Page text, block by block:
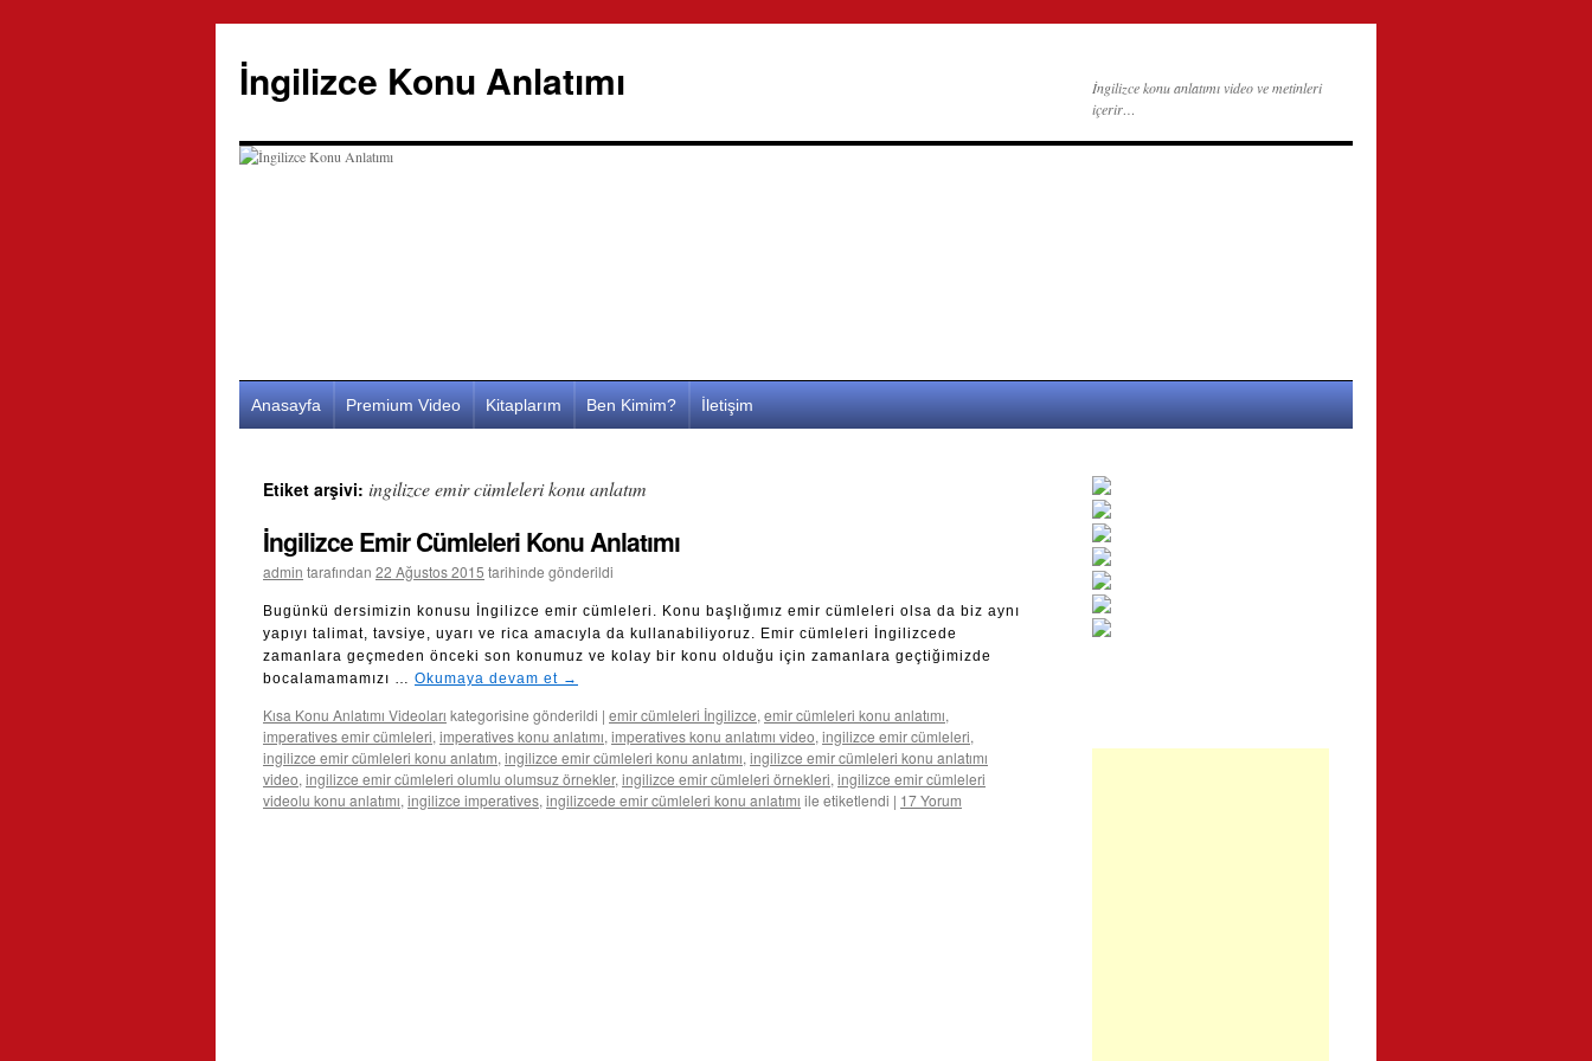
İngilizce Konu Anlatımı
İngilizce konu anlatımı video ve metinleri
içerir…
İçeriğe
Anasayfa Premium Video Kitaplarım Ben Kimim? İletişim
Etiket arşivi: ingilizce emir cümleleri konu anlatım
İngilizce Emir Cümleleri Konu Anlatımı
admin tarafından 22 Ağustos 2015 tarihinde gönderildi
Bugünkü dersimizin konusu İngilizce emir cümleleri. Konu başlığımız emir cümleleri olsa da biz aynı
yapıyı talimat, tavsiye, uyarı ve rica amacıyla da kullanabiliyoruz. Emir cümleleri İngilizcede
zamanlara geçmeden önceki son konumuz ve kolay bir konu olduğu için zamanlara geçtiğimizde
bocalamamamızı … Okumaya devam et →
Kısa Konu Anlatımı Videoları kategorisine gönderildi | emir cümleleri İngilizce, emir cümleleri konu anlatımı,
imperatives emir cümleleri, imperatives konu anlatımı, imperatives konu anlatımı video, ingilizce emir cümleleri,
ingilizce emir cümleleri konu anlatım, ingilizce emir cümleleri konu anlatımı, ingilizce emir cümleleri konu anlatımı
video, ingilizce emir cümleleri olumlu olumsuz örnekler, ingilizce emir cümleleri örnekleri, ingilizce emir cümleleri
videolu konu anlatımı, ingilizce imperatives, ingilizcede emir cümleleri konu anlatımı ile etiketlendi | 17 Yorum